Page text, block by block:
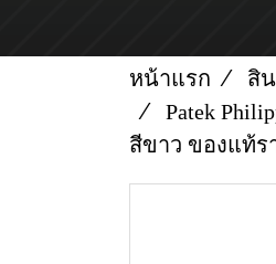
หน้าแรก สิ
Patek
สีขาว ของแท้ร